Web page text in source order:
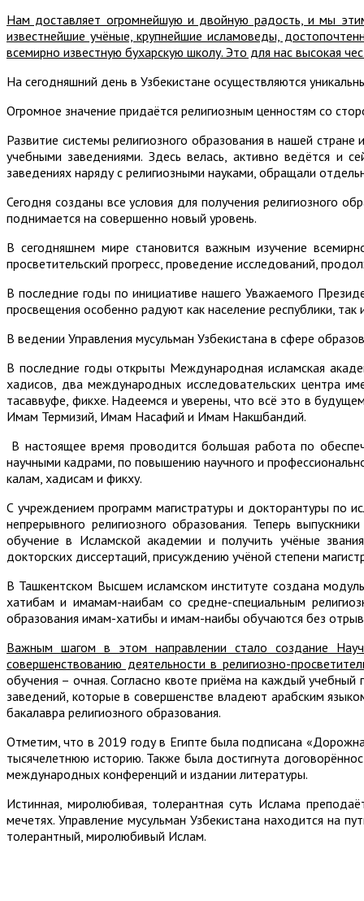
Нам доставляет огромнейшую и двойную радость, и мы
известнейшие учёные, крупнейшие исламоведы,
всемирно известную бухарскую школу. Это для нас высокая
На сегодняшний день в Узбекистане осуществляются
Огромное значение придаётся религиозным ценностям со
Развитие системы религиозного образования в нашей
учебными заведениями. Здесь велась, активно ведётся и
заведениях наряду с религиозными науками, обращали
Сегодня созданы все условия для получения религиозного
поднимается на совершенно новый уровень.
В сегодняшнем мире становится важным изучение
просветительский прогресс, проведение исследований,
В последние годы по инициативе нашего Уважаемого
просвещения особенно радуют как население республики, так
В ведении Управления мусульман Узбекистана в сфере
В последние годы открыты Международная исламская
хадисов, два международных исследовательских центра
тасаввуфе, фикхе. Надеемся и уверены, что всё это в
Имам Термизий, Имам Насафий и Имам Накшбандий.
В настоящее время проводится большая работа по
научными кадрами, по повышению научного и
калам, хадисам и фикху.
С учреждением программ магистратуры и докторантуры по
непрерывного религиозного образования. Теперь
обучение в Исламской академии и получить учёные
докторских диссертаций, присуждению учёной степени
В Ташкентском Высшем исламском институте создана
хатибам и имамам-наибам со средне-специальным
образования имам-хатибы и имам-наибы обучаются без
Важным шагом в этом направлении стало создание
совершенствованию деятельности в религиозно-
обучения – очная. Согласно квоте приёма на каждый
заведений, которые в совершенстве владеют арабским
бакалавра религиозного образования.
Отметим, что в 2019 году в Египте была подписана
тысячелетнюю историю. Также была достигнута
международных конференций и издании литературы.
Истинная, миролюбивая, толерантная суть Ислама
мечетях. Управление мусульман Узбекистана находится на
толерантный, миролюбивый Ислам.